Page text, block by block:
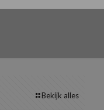
Bekijk alles